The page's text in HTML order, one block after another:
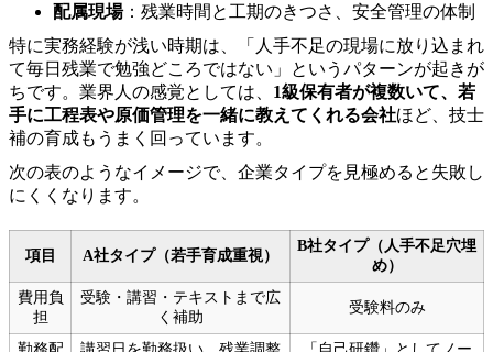
配属現場：残業時間と工期のきつさ、安全管理の体制
特に実務経験が浅い時期は、「人手不足の現場に放り込まれ
て毎日残業で勉強どころではない」というパターンが起きが
ちです。業界人の感覚としては、 1級保有者が複数いて、若
手に工程表や原価管理を一緒に教えてくれる会社ほど、技士
補の育成もうまく回っています。
次の表のようなイメージで、企業タイプを見極めると失敗し
にくくなります。
項目 A社タイプ（若手育成重視）
B社タイプ（人手不足穴埋
め）
費用負
担
受験・講習・テキストまで広
く補助
受験料のみ